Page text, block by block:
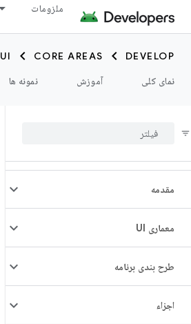
ملزومات
DEVELOP
CORE AREAS
UI
نمای کلی
آموزش نمونه ها
مقدمه
معماری UI
طرح بندی برنامه
اجزاء